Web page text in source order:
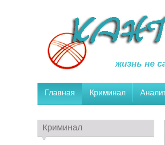
жизнь не
Главная Криминал
Криминал